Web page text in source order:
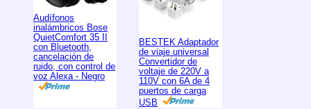
Audífonos
inalámbricos Bose
QuietComfort 35 II
con Bluetooth,
cancelación de
ruido, con control de
voz Alexa - Negro
BESTEK Adaptador
de viaje universal
Convertidor de
voltaje de 220V a
110V con 6A de 4
puertos de carga
USB